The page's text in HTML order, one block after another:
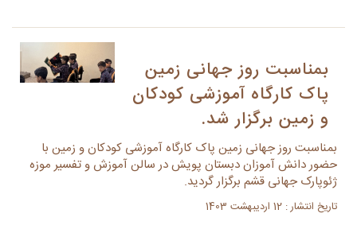
بمناسبت روز جهانی زمین
پاک کارگاه آموزشی کودکان
و زمین برگزار شد.
بمناسبت روز جهانی زمین پاک کارگاه آموزشی کودکان و زمین با
حضور دانش آموزان دبستان پویش در سالن آموزش و تفسیر موزه
ژئوپارک جهانی قشم برگزار گردید.
تاریخ انتشار : 12 اردیبهشت 1403